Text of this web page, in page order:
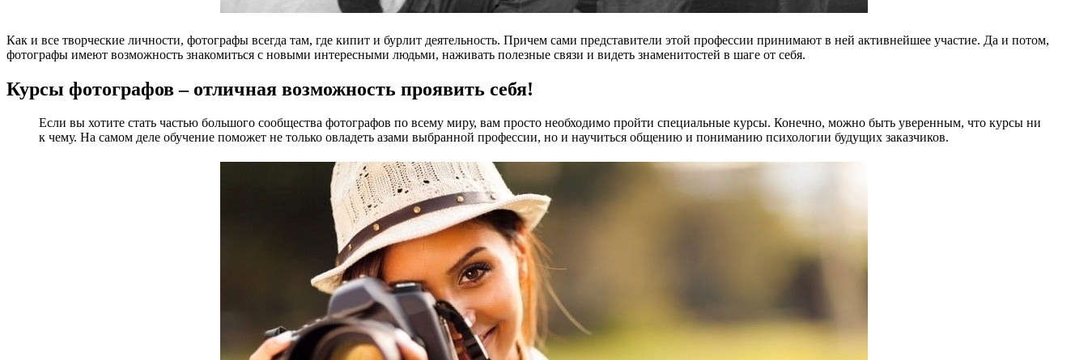
Как и все творческие личности, фотографы всегда там, где кипит и бурлит деятельность. Причем сами представители этой профессии принимают в ней активнейшее участие. Да и потом,
фотографы имеют возможность знакомиться с новыми интересными людьми, наживать полезные связи и видеть знаменитостей в шаге от себя.
Курсы фотографов – отличная возможность проявить себя!
Если вы хотите стать частью большого сообщества фотографов по всему миру, вам просто необходимо пройти специальные курсы. Конечно, можно быть уверенным, что курсы ни
к чему. На самом деле обучение поможет не только овладеть азами выбранной профессии, но и научиться общению и пониманию психологии будущих заказчиков.